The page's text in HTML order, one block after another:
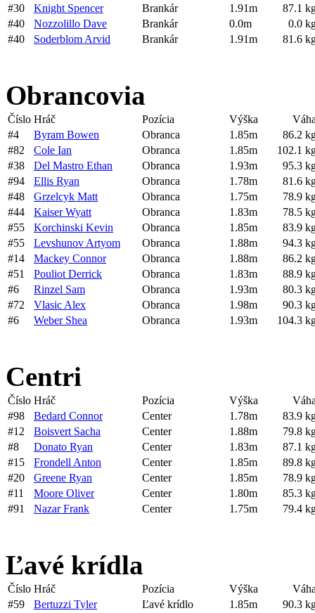
#30
Knight Spencer Brankár 1.91m
87.1
#40
Nozzolillo Dave Brankár 0.0m
0.0
#40
Soderblom Arvid Brankár 1.91m 81.6
Obrancovia
Číslo Hráč Pozícia Výška
#4
Byram Bowen Obranca 1.85m
86.2
#82
Cole Ian Obranca 1.85m
102.1
#38
Del Mastro Ethan Obranca 1.93m
95.3
#94
Ellis Ryan Obranca 1.78m
81.6
#48
Grzelcyk Matt Obranca 1.75m
78.9
#44
Kaiser Wyatt Obranca 1.83m
78.5
#55
Korchinski Kevin Obranca 1.85m
83.9
#55
Levshunov Artyom Obranca 1.88m
94.3
#14
Mackey Connor Obranca 1.88m
86.2
#51
Pouliot Derrick Obranca 1.83m
88.9
#6
Rinzel Sam Obranca 1.93m
80.3
#72
Vlasic Alex Obranca 1.98m
90.3
#6
Weber Shea Obranca 1.93m 104.3
Centri
Číslo Hráč Pozícia Výška
#98
Bedard Connor Center 1.78m
83.9
#12
Boisvert Sacha Center 1.88m
79.8
#8
Donato Ryan Center 1.83m
87.1
#15
Frondell Anton Center 1.85m
89.8
#20
Greene Ryan Center 1.85m
78.9
#11
Moore Oliver Center 1.80m
85.3
#91
Nazar Frank Center 1.75m 79.4
Ľavé krídla
Číslo Hráč Pozícia Výška
#59
Bertuzzi Tyler Ľavé krídlo 1.85m
90.3